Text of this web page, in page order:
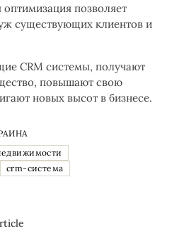
позволяет
существующих клиентов и
CRM системы, получают
повышают свою
новых высот в бизнесе.
crm-система